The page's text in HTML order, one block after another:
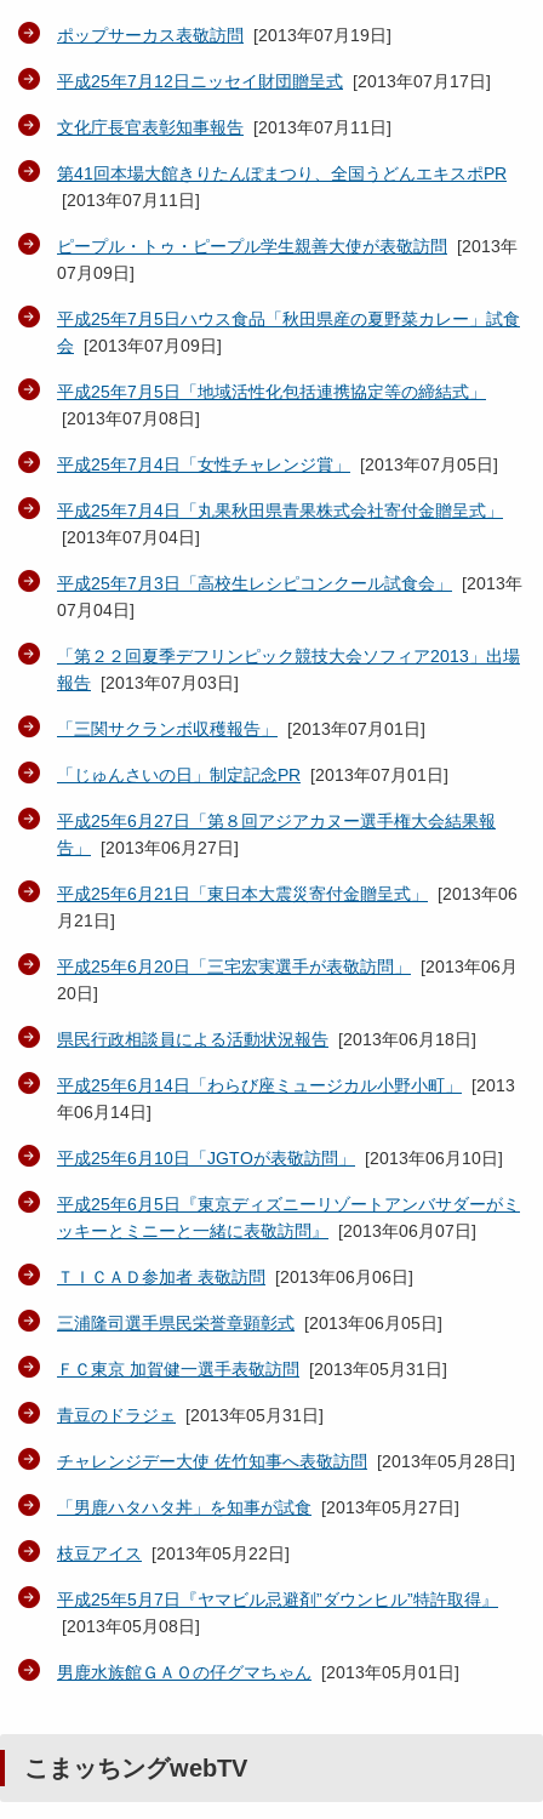
ポップサーカス表敬訪問 [2013年07月19日]
平成25年7月12日ニッセイ財団贈呈式 [2013年07月17日]
文化庁長官表彰知事報告 [2013年07月11日]
第41回本場大館きりたんぽまつり、全国うどんエキスポPR
[2013年07月11日]
ピープル・トゥ・ピープル学生親善大使が表敬訪問 [2013年
07月09日]
平成25年7月5日ハウス食品「秋田県産の夏野菜カレー」試食
会 [2013年07月09日]
平成25年7月5日「地域活性化包括連携協定等の締結式」
[2013年07月08日]
平成25年7月4日「女性チャレンジ賞」 [2013年07月05日]
平成25年7月4日「丸果秋田県青果株式会社寄付金贈呈式」
[2013年07月04日]
平成25年7月3日「高校生レシピコンクール試食会」 [2013年
07月04日]
「第２２回夏季デフリンピック競技大会ソフィア2013」出場
報告 [2013年07月03日]
「三関サクランボ収穫報告」 [2013年07月01日]
「じゅんさいの日」制定記念PR [2013年07月01日]
平成25年6月27日「第８回アジアカヌー選手権大会結果報
告」
[2013年06月27日]
平成25年6月21日「東日本大震災寄付金贈呈式」 [2013年06
月21日]
平成25年6月20日「三宅宏実選手が表敬訪問」 [2013年06月
20日]
県民行政相談員による活動状況報告 [2013年06月18日]
平成25年6月14日「わらび座ミュージカル小野小町」 [2013
年06月14日]
平成25年6月10日「JGTOが表敬訪問」 [2013年06月10日]
平成25年6月5日『東京ディズニーリゾートアンバサダーがミ
ッキーとミニーと一緒に表敬訪問』
[2013年06月07日]
ＴＩＣＡＤ参加者 表敬訪問 [2013年06月06日]
三浦隆司選手県民栄誉章顕彰式 [2013年06月05日]
ＦＣ東京 加賀健一選手表敬訪問 [2013年05月31日]
青豆のドラジェ [2013年05月31日]
チャレンジデー大使 佐竹知事へ表敬訪問 [2013年05月28日]
「男鹿ハタハタ丼」を知事が試食 [2013年05月27日]
枝豆アイス [2013年05月22日]
平成25年5月7日『ヤマビル忌避剤”ダウンヒル”特許取得』
[2013年05月08日]
男鹿水族館ＧＡＯの仔グマちゃん [2013年05月01日]
こまッちングwebTV